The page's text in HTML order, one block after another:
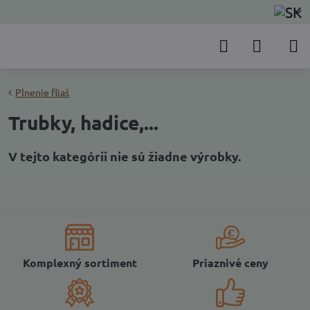
Plnenie fliaš
Trubky, hadice,...
Komplexný sortiment Priaznivé ceny